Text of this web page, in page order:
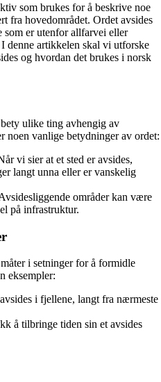
som brukes for å beskrive noe
fra hovedområdet. Ordet avsides
som er utenfor allfarvei eller
denne artikkelen skal vi utforske
og hvordan det brukes i norsk
ulike ting avhengig av
noen vanlige betydninger av ordet:
vi sier at et sted er avsides,
langt unna eller er vanskelig
områder kan være
på infrastruktur.
i setninger for å formidle
eksempler:
i fjellene, langt fra nærmeste
å tilbringe tiden sin et avsides